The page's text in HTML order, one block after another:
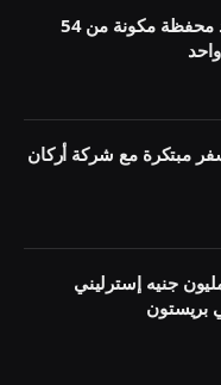
يقوم المالك بتوحيد محفظة مكونة من 54
مبتكرة مع شركة أركان
باراجون 8.8 مليون جنيه إسترليني